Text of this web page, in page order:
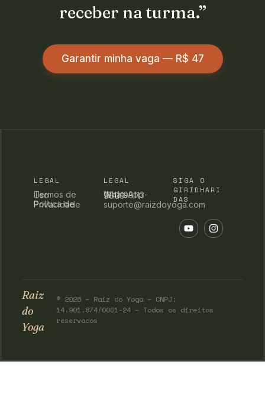
receber na turma.”
Garantir minha vaga — R$ 47
LEGAL
Termos de Uso
Política de Privacidade
LEGAL
WhatsApp (84) 99113-9609
suporte@raizdoyoga.com
SIGA O
GIRIDHARI
DAS
Raiz
do
Yoga
© 2026 – Raiz do Yoga – CNPJ:
14.901.874/0001-24 – Todos os direitos
reservados